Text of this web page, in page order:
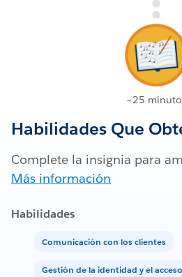
~25
Habilidades Que
Complete la insignia para
Más información
Habilidades
Comunicación con los clientes
Gestión de la identidad y el acceso